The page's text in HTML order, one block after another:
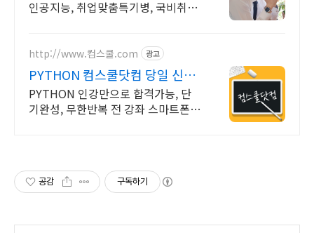
인공지능, 취업맞춤특기병, 국비취업
http://www.컴스쿨.com 광고
PYTHON 컴스쿨닷컴 당일 신청
&결제시 기프티콘!
PYTHON 인강만으로 합격가능, 단
기완성, 무한반복 전 강좌 스마트폰
공감 구독하기